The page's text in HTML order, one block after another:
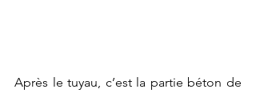
Après le tuyau, c’est la partie béton de